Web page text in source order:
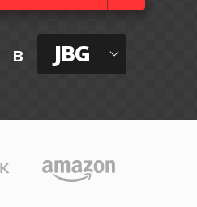
в JBG